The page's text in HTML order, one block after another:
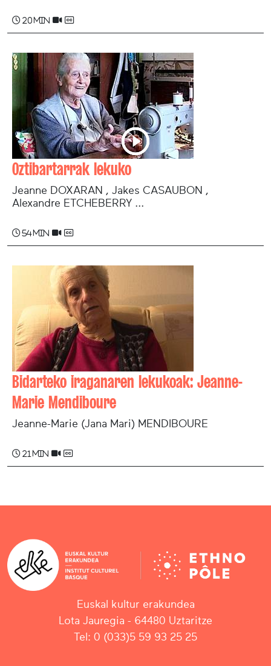
20 min
Oztibartarrak lekuko
Jeanne DOXARAN , Jakes CASAUBON ,
Alexandre ETCHEBERRY ...
54 min
Bidarteko iraganaren lekukoak: Jeanne-
Marie Mendiboure
Jeanne-Marie (Jana Mari) MENDIBOURE
21 min
Euskal kultur erakundea
Lota Jauregia - 64480 Uztaritze
Tel: 0 (033)5 59 93 25 25